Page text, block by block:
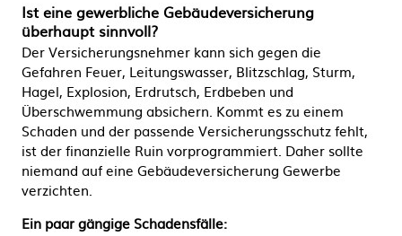
Ist eine gewerbliche Gebäudeversicherung
überhaupt sinnvoll?
Der Versicherungsnehmer kann sich gegen die
Gefahren Feuer, Leitungswasser, Blitzschlag, Sturm,
Hagel, Explosion, Erdrutsch, Erdbeben und
Überschwemmung absichern. Kommt es zu einem
Schaden und der passende Versicherungsschutz fehlt,
ist der finanzielle Ruin vorprogrammiert. Daher sollte
niemand auf eine Gebäudeversicherung Gewerbe
verzichten.
Ein paar gängige Schadensfälle: